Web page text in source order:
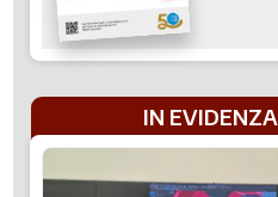
IN EVIDENZA